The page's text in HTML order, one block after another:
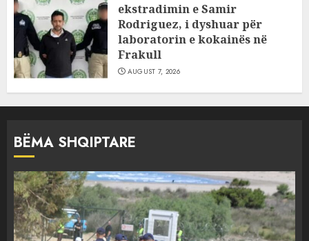
ekstradimin e Samir
Rodriguez, i dyshuar për
laboratorin e kokainës në
Frakull
AUGUST 7, 2026
BËMA SHQIPTARE